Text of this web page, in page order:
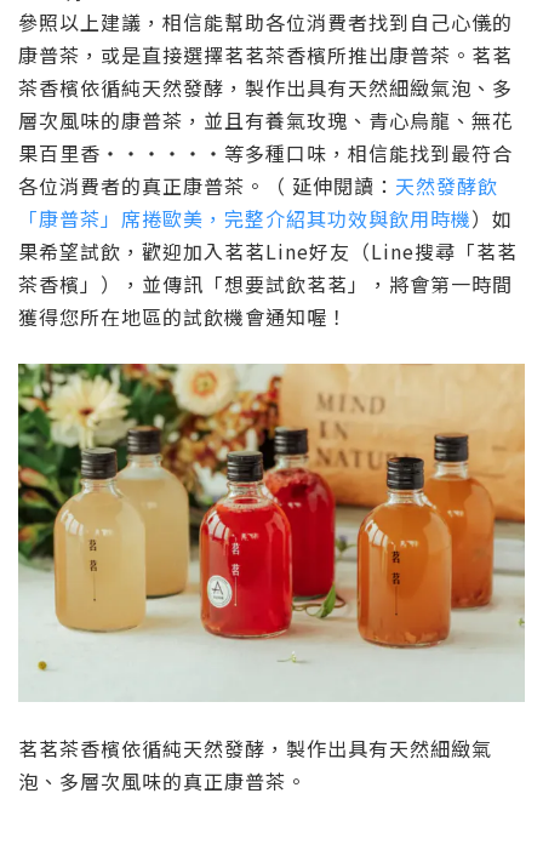
參照以上建議，相信能幫助各位消費者找到自己心儀的
康普茶，或是直接選擇茗茗茶香檳所推出康普茶。茗茗
茶香檳依循純天然發酵，製作出具有天然細緻氣泡、多
層次風味的康普茶，並且有養氣玫瑰、青心烏龍、無花
果百里香‧‧‧‧‧‧等多種口味，相信能找到最符合
各位消費者的真正康普茶。
（ 延伸閱讀： 天然發酵飲
「康普茶」席捲歐美，完整介紹其功效與飲用時機）如
果希望試飲，歡迎加入茗茗Line好友（Line搜尋「茗茗
茶香檳」 ），並傳訊「想要試飲茗茗」，將會第一時間
獲得您所在地區的試飲機會通知喔！
茗茗茶香檳依循純天然發酵，製作出具有天然細緻氣
泡、多層次風味的真正康普茶。